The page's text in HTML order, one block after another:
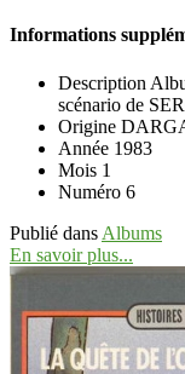
Informations
Description
scénario de
Origine
Année 1983
Mois 1
Numéro 6
Publié dans Albums
En savoir plus...